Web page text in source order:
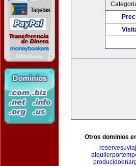
Otros dominios